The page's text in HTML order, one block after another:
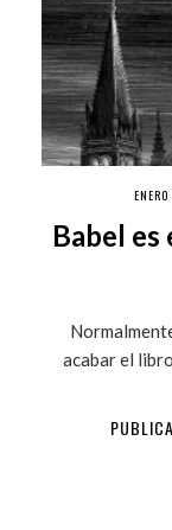
Babel es
acabar el